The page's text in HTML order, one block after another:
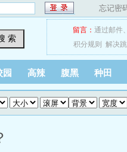
忘记密
索
留言： 通过邮件、
积分规则
解决
园 高辣 腹黑 种田